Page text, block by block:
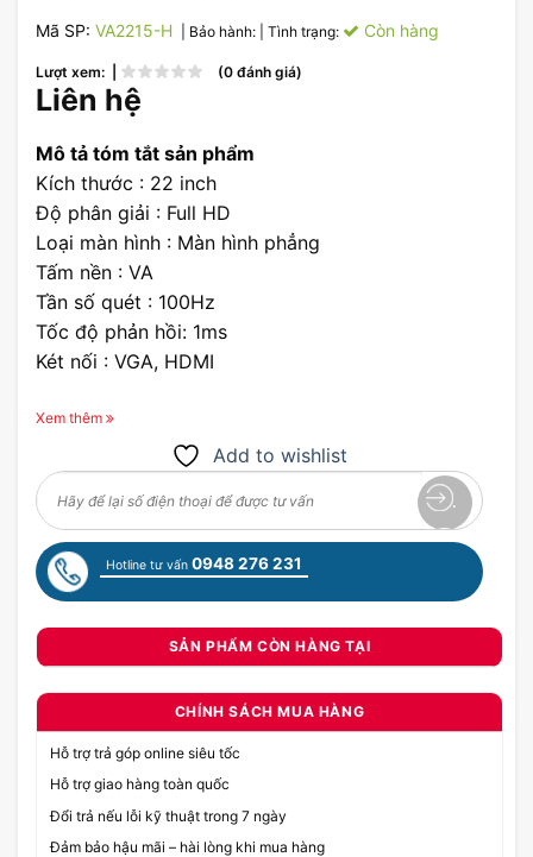
Mã SP: VA2215-H | Bảo hành: | Tình trạng: Còn hàng
Lượt xem: | (0 đánh giá)
Liên hệ
Mô tả tóm tắt sản phẩm
Kích thước : 22 inch
Độ phân giải : Full HD
Loại màn hình : Màn hình phẳng
Tấm nền : VA
Tần số quét : 100Hz
Tốc độ phản hồi: 1ms
Két nối : VGA, HDMI
Xem thêm
Add to wishlist
Hotline tư vấn 0948 276 231
SẢN PHẨM CÒN HÀNG TẠI
CHÍNH SÁCH MUA HÀNG
Hỗ trợ trả góp online siêu tốc
Hỗ trợ giao hàng toàn quốc
Đổi trả nếu lỗi kỹ thuật trong 7 ngày
Đảm bảo hậu mãi – hài lòng khi mua hàng